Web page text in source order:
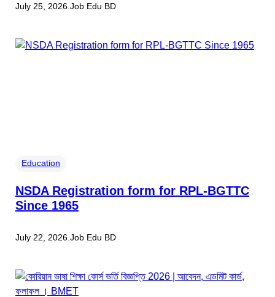
July 25, 2026 .Job Edu BD
Education
NSDA Registration form for RPL-BGTTC
Since 1965
July 22, 2026 .Job Edu BD